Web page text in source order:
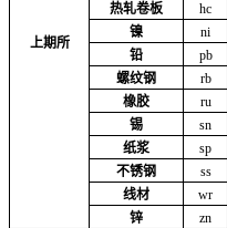
上期所
热轧卷板
hc
镍
ni
铅
pb
螺纹钢
rb
橡胶
ru
锡
sn
纸浆
sp
不锈钢
ss
线材
wr
锌
zn